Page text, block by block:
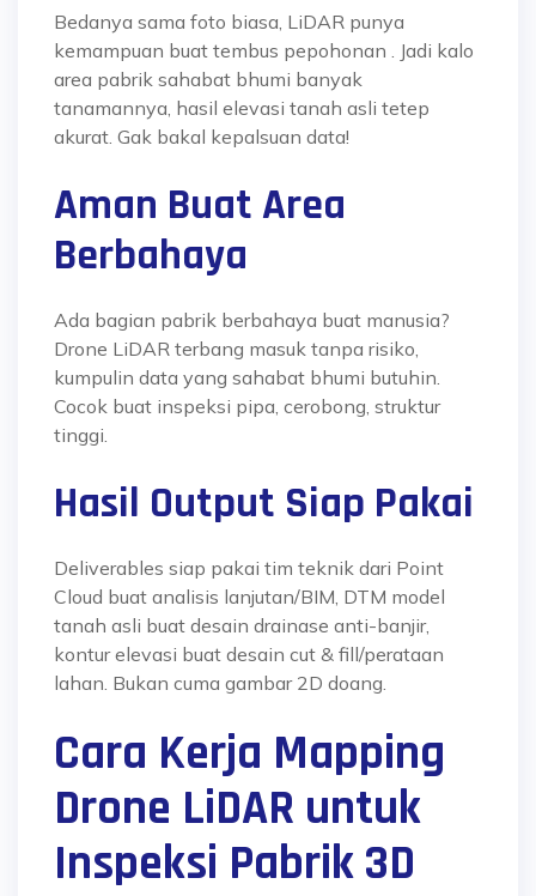
Bedanya sama foto biasa, LiDAR punya
kemampuan buat tembus pepohonan . Jadi kalo
area pabrik sahabat bhumi banyak
tanamannya, hasil elevasi tanah asli tetep
akurat. Gak bakal kepalsuan data!
Aman Buat Area
Berbahaya
Ada bagian pabrik berbahaya buat manusia?
Drone LiDAR terbang masuk tanpa risiko,
kumpulin data yang sahabat bhumi butuhin.
Cocok buat inspeksi pipa, cerobong, struktur
tinggi.
Hasil Output Siap Pakai
Deliverables siap pakai tim teknik dari Point
Cloud buat analisis lanjutan/BIM, DTM model
tanah asli buat desain drainase anti-banjir,
kontur elevasi buat desain cut & fill/perataan
lahan. Bukan cuma gambar 2D doang.
Cara Kerja Mapping
Drone LiDAR untuk
Inspeksi Pabrik 3D